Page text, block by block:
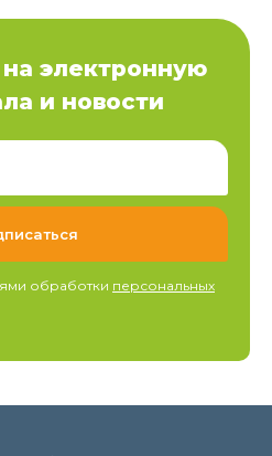
электронную
и новости
обработки персональных